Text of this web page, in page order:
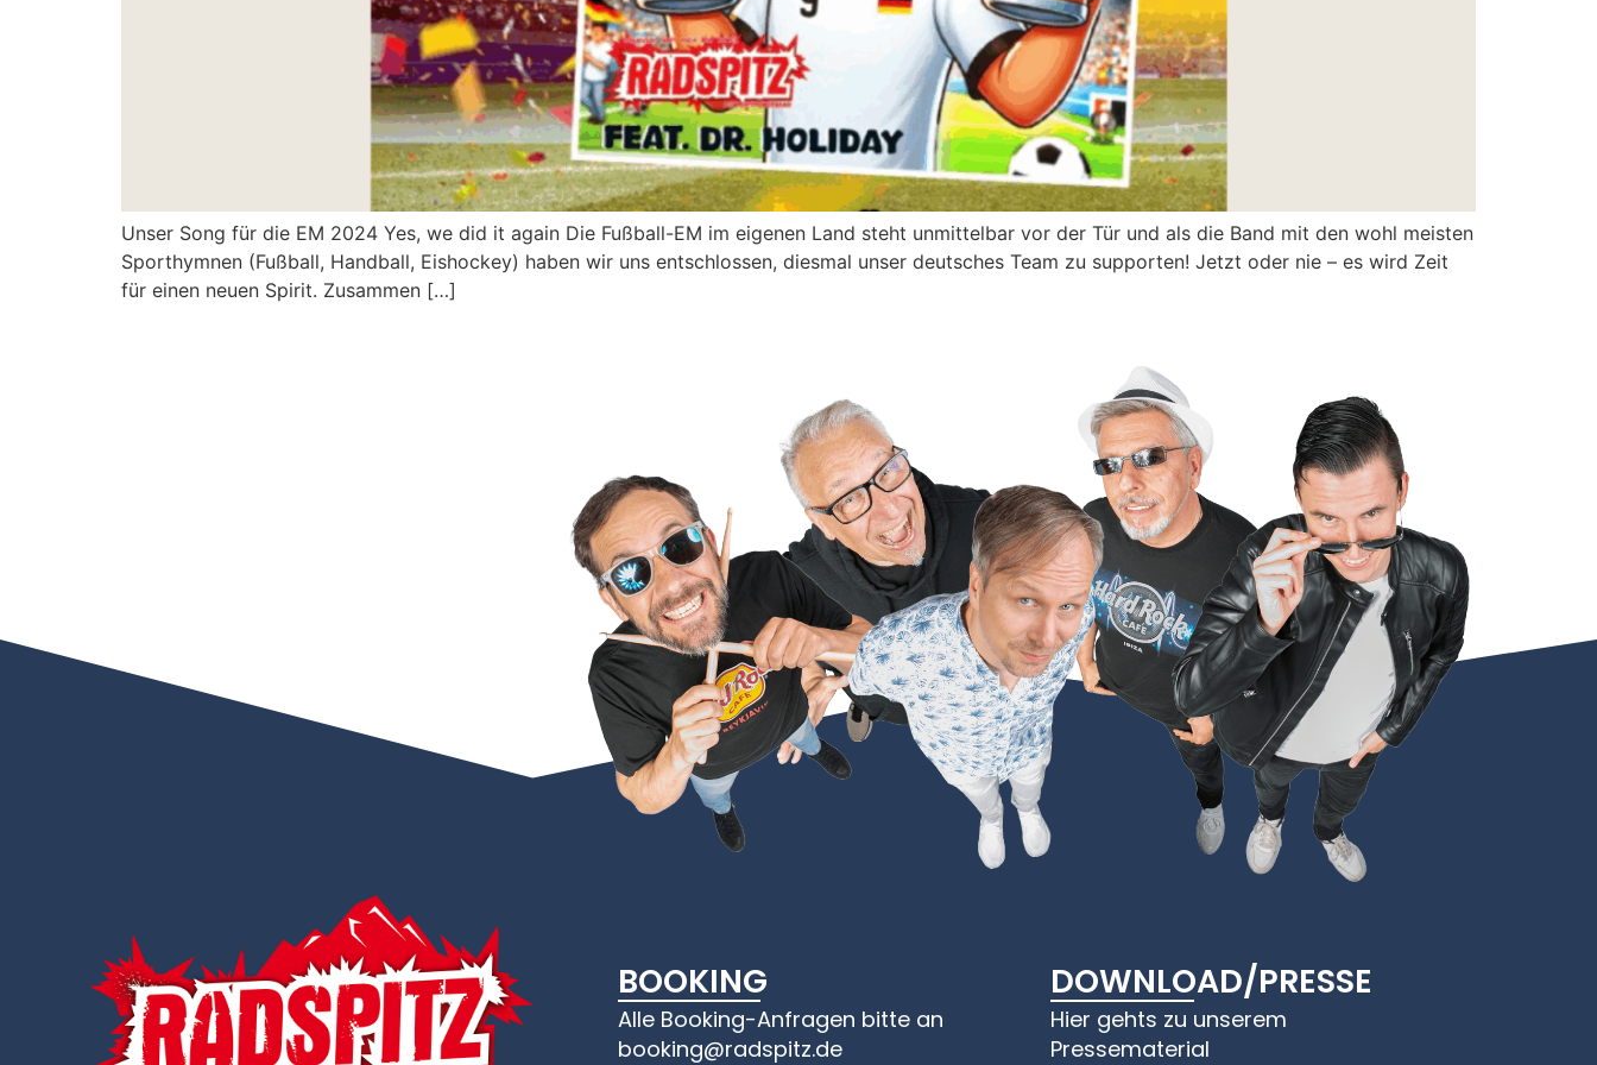
Unser Song für die EM 2024 Yes, we did it again Die Fußball-EM im eigenen Land steht unmittelbar vor der Tür und als die Band mit den wohl meisten
Sporthymnen (Fußball, Handball, Eishockey) haben wir uns entschlossen, diesmal unser deutsches Team zu supporten! Jetzt oder nie – es wird Zeit
für einen neuen Spirit. Zusammen […]
BOOKING
Alle Booking-Anfragen bitte an
booking@radspitz.de
DOWNLOAD/PRESSE
Hier gehts zu unserem
Pressematerial